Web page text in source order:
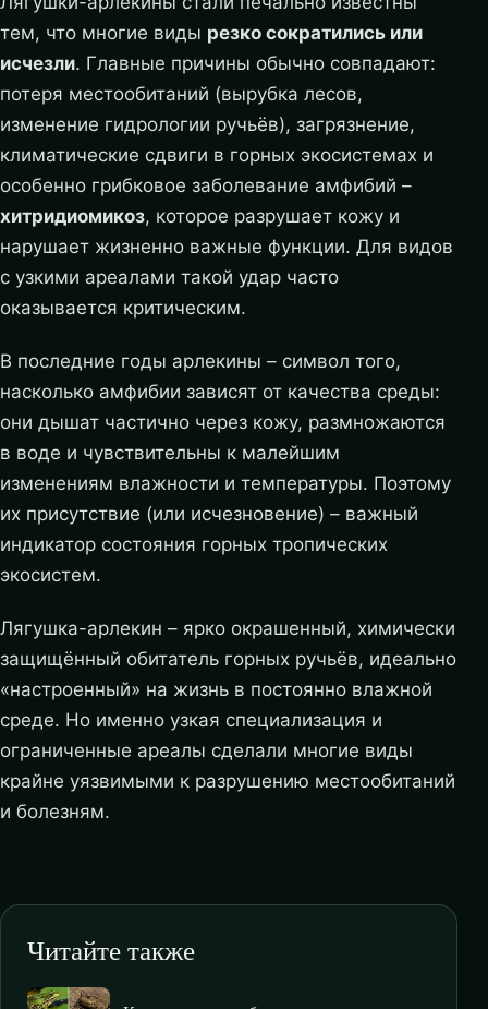
тем, что многие виды резко сократились или
исчезли. Главные причины обычно совпадают:
потеря местообитаний (вырубка лесов,
изменение гидрологии ручьёв), загрязнение,
климатические сдвиги в горных экосистемах и
особенно грибковое заболевание амфибий –
хитридиомикоз, которое разрушает кожу и
нарушает жизненно важные функции. Для видов
с узкими ареалами такой удар часто
оказывается критическим.
В последние годы арлекины – символ того,
насколько амфибии зависят от качества среды:
они дышат частично через кожу, размножаются
в воде и чувствительны к малейшим
изменениям влажности и температуры. Поэтому
их присутствие (или исчезновение) – важный
индикатор состояния горных тропических
экосистем.
Лягушка-арлекин – ярко окрашенный, химически
защищённый обитатель горных ручьёв, идеально
«настроенный» на жизнь в постоянно влажной
среде. Но именно узкая специализация и
ограниченные ареалы сделали многие виды
крайне уязвимыми к разрушению местообитаний
и болезням.
Читайте также